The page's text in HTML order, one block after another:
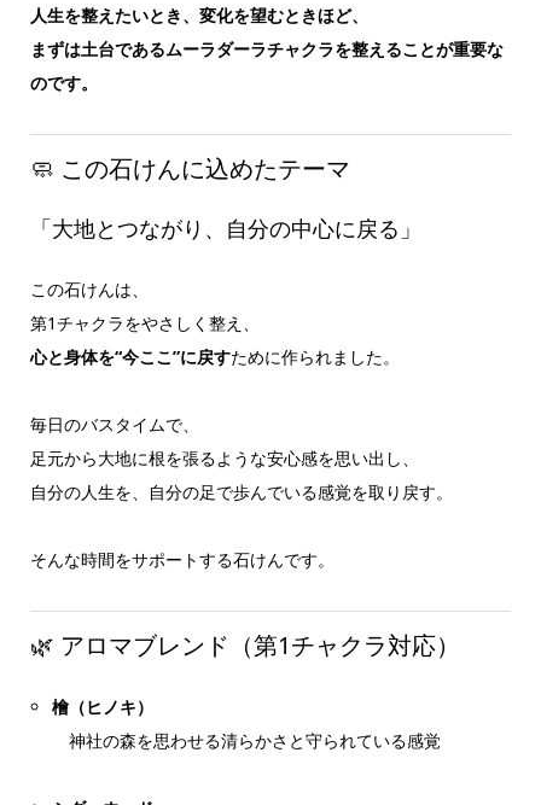
人生を整えたいとき、変化を望むときほど、
まずは土台であるムーラダーラチャクラを整えることが重要な
のです。
🧼 この石けんに込めたテーマ
「大地とつながり、自分の中心に戻る」
この石けんは、
第1チャクラをやさしく整え、
心と身体を“今ここ”に戻すために作られました。
毎日のバスタイムで、
足元から大地に根を張るような安心感を思い出し、
自分の人生を、自分の足で歩んでいる感覚を取り戻す。
そんな時間をサポートする石けんです。
🌿 アロマブレンド（第1チャクラ対応）
檜（ヒノキ）
神社の森を思わせる清らかさと守られている感覚